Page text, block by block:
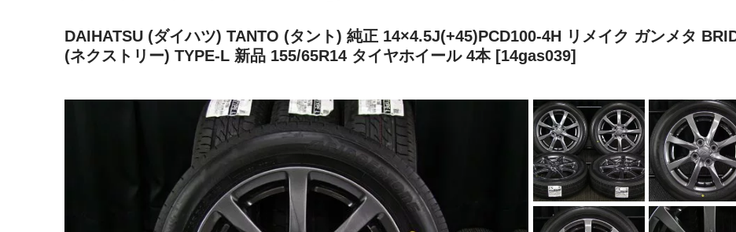
DAIHATSU (ダイハツ) TANTO (タント) 純正 14×4.5J(+45)PCD100-4H リメイク ガンメタ
(ネクストリー) TYPE-L 新品 155/65R14 タイヤホイール 4本 [14gas039]